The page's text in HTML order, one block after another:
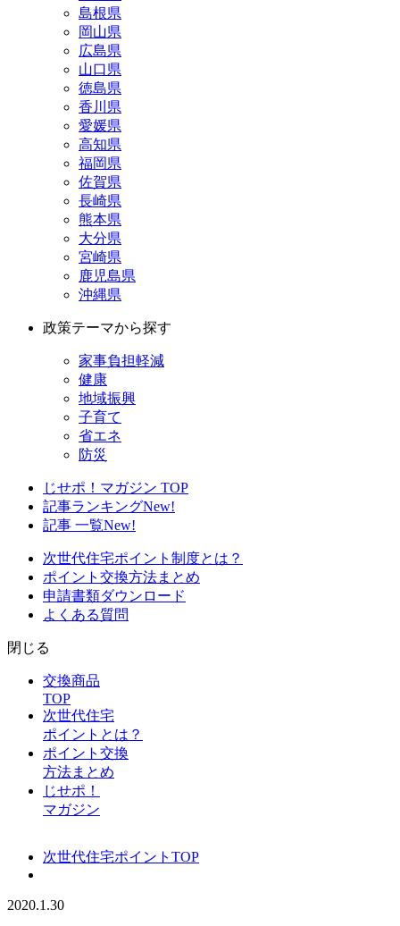
島根県
岡山県
広島県
山口県
徳島県
香川県
愛媛県
高知県
福岡県
佐賀県
長崎県
熊本県
大分県
宮崎県
鹿児島県
沖縄県
政策テーマから探す
家事負担軽減
健康
地域振興
子育て
省エネ
防災
じせポ！マガジン TOP
記事ランキングNew!
記事 一覧New!
次世代住宅ポイント制度とは？
ポイント交換方法まとめ
申請書類ダウンロード
よくある質問
閉じる
交換商品
TOP
次世代住宅
ポイントとは？
ポイント交換
方法まとめ
じせポ！
マガジン
次世代住宅ポイントTOP
2020.1.30